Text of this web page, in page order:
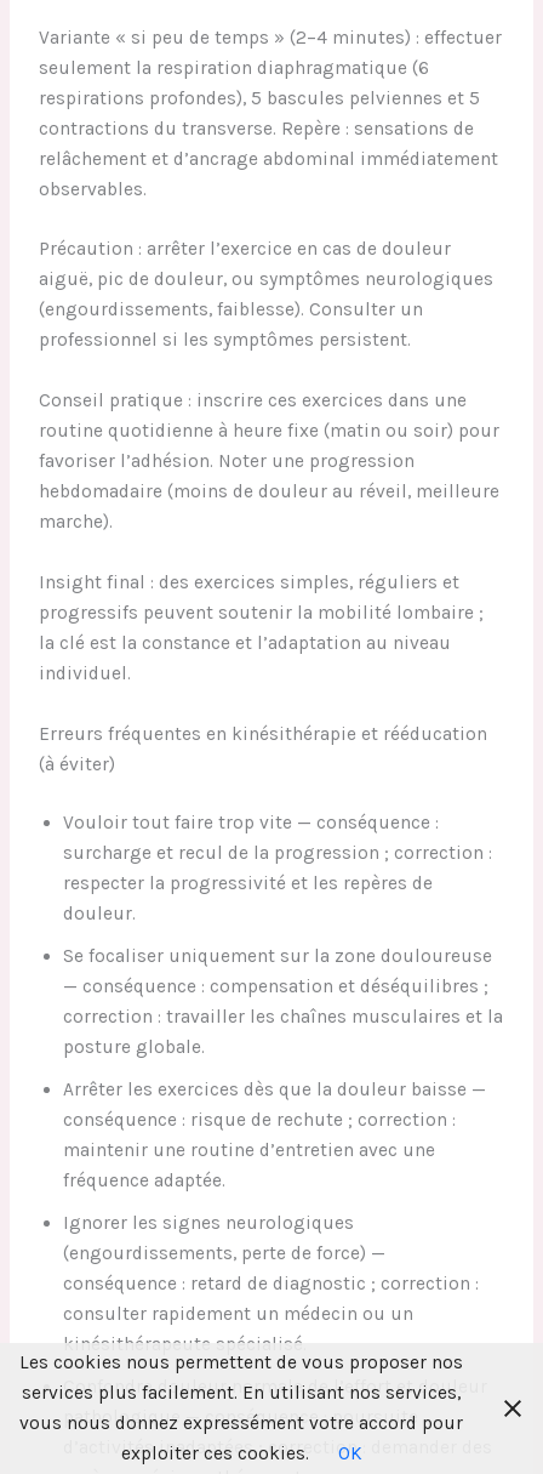
Variante « si peu de temps » (2–4 minutes) : effectuer
seulement la respiration diaphragmatique (6
respirations profondes), 5 bascules pelviennes et 5
contractions du transverse. Repère : sensations de
relâchement et d’ancrage abdominal immédiatement
observables.
Précaution : arrêter l’exercice en cas de douleur
aiguë, pic de douleur, ou symptômes neurologiques
(engourdissements, faiblesse). Consulter un
professionnel si les symptômes persistent.
Conseil pratique : inscrire ces exercices dans une
routine quotidienne à heure fixe (matin ou soir) pour
favoriser l’adhésion. Noter une progression
hebdomadaire (moins de douleur au réveil, meilleure
marche).
Insight final : des exercices simples, réguliers et
progressifs peuvent soutenir la mobilité lombaire ;
la clé est la constance et l’adaptation au niveau
individuel.
Erreurs fréquentes en kinésithérapie et rééducation
(à éviter)
Vouloir tout faire trop vite — conséquence :
surcharge et recul de la progression ; correction :
respecter la progressivité et les repères de
douleur.
Se focaliser uniquement sur la zone douloureuse
— conséquence : compensation et déséquilibres ;
correction : travailler les chaînes musculaires et la
posture globale.
Arrêter les exercices dès que la douleur baisse —
conséquence : risque de rechute ; correction :
maintenir une routine d’entretien avec une
fréquence adaptée.
Ignorer les signes neurologiques
(engourdissements, perte de force) —
conséquence : retard de diagnostic ; correction :
consulter rapidement un médecin ou un
kinésithérapeute spécialisé.
Confondre douleur normale de l’effort et douleur
pathologique — conséquence : poursuite
d’activités inadaptées ; correction : demander des
Les cookies nous permettent de vous proposer nos
services plus facilement. En utilisant nos services,
vous nous donnez expressément votre accord pour
exploiter ces cookies.
OK